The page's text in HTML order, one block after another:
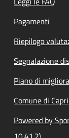
Pagamenti
Riepilogo
Segnalazione
Piano di
Comune di Capri
Powered by